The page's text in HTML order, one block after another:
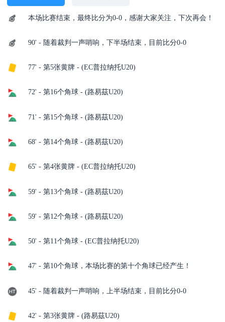
本场比赛结束，最终比分为0-0，感谢大家关注，下次再会！
90' - 随着裁判一声哨响，下半场结束，目前比分0-0
77' - 第5张黄牌 - (EC普拉纳托U20)
72' - 第16个角球 - (路易茲U20)
71' - 第15个角球 - (路易茲U20)
68' - 第14个角球 - (路易茲U20)
65' - 第4张黄牌 - (EC普拉纳托U20)
59' - 第13个角球 - (路易茲U20)
59' - 第12个角球 - (路易茲U20)
50' - 第11个角球 - (EC普拉纳托U20)
47' - 第10个角球，本场比赛的第十个角球已经产生！
45' - 随着裁判一声哨响，上半场结束，目前比分0-0
42' - 第3张黄牌 - (路易茲U20)